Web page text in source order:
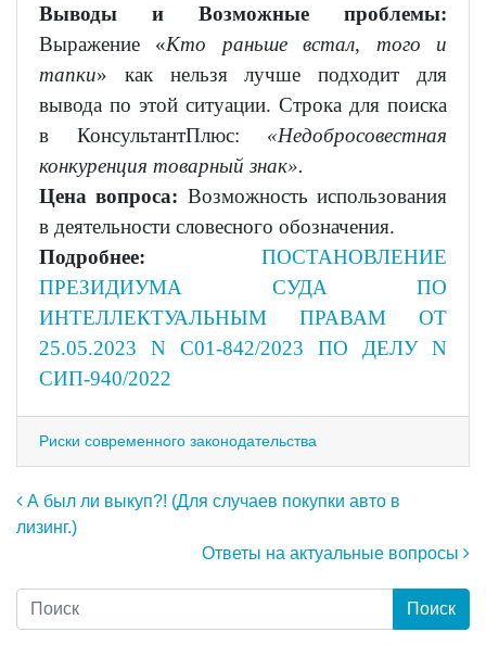
Выводы и Возможные проблемы:
Выражение «Кто раньше встал, того и
тапки» как нельзя лучше подходит для
вывода по этой ситуации. Строка для поиска
в КонсультантПлюс: «Недобросовестная
конкуренция товарный знак».
Цена вопроса: Возможность использования
в деятельности словесного обозначения.
Подробнее:
ПОСТАНОВЛЕНИЕ
ПРЕЗИДИУМА СУДА ПО
ИНТЕЛЛЕКТУАЛЬНЫМ ПРАВАМ ОТ
25.05.2023 N С01-842/2023 ПО ДЕЛУ N
СИП-940/2022
Риски современного законодательства
Навигация по записям
А был ли выкуп?! (Для случаев покупки авто в
лизинг.)
Ответы на актуальные вопросы